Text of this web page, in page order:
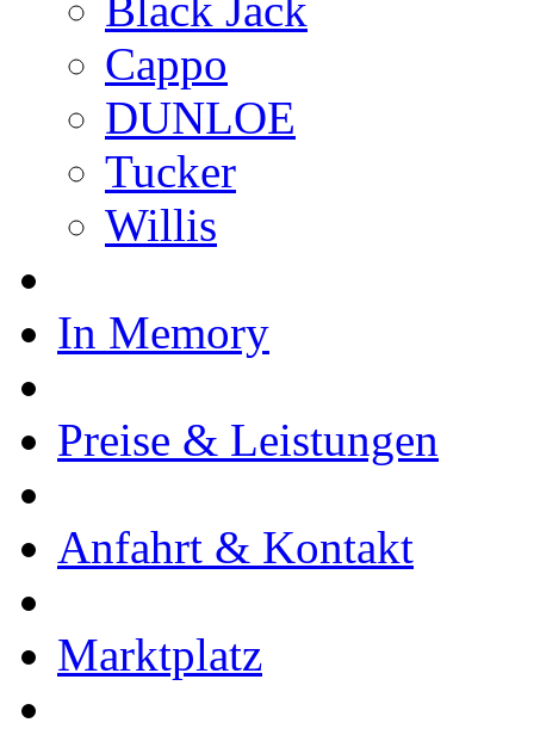
Cappo
DUNLOE
Tucker
Willis
In Memory
Preise & Leistungen
Anfahrt & Kontakt
Marktplatz